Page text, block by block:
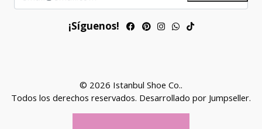
¡Síguenos!
© 2026 Istanbul Shoe Co..
Todos los derechos reservados. Desarrollado por Jumpseller.